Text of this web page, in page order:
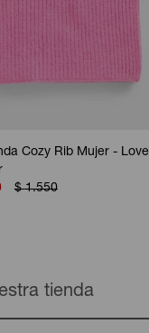
Cozy Rib Mujer - Love
$ 1.550
tienda